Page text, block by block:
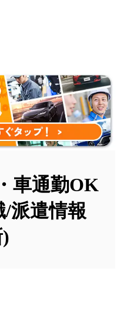
車通勤OK
派遣情報